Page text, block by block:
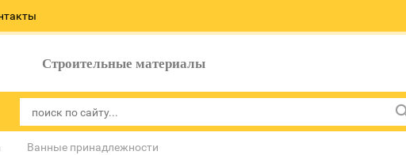
Строительные материалы
Ванные принадлежности